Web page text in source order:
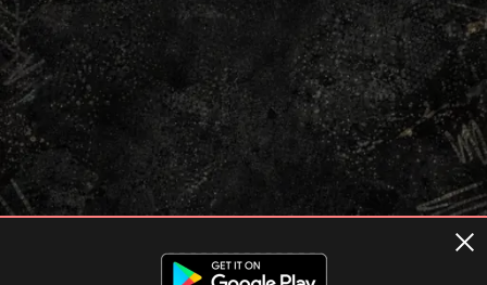
Terms of usage Privacy Policy